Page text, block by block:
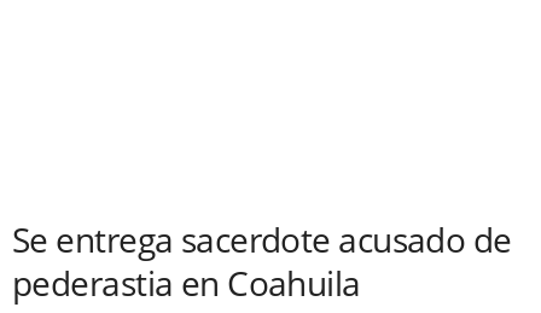
Se entrega sacerdote acusado de
pederastia en Coahuila